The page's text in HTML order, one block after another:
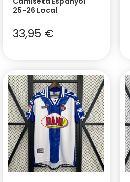
25-26 Local
33,95 €